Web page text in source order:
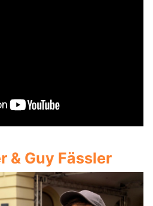
& Guy Fässler